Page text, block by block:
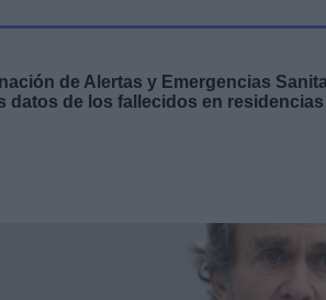
de Alertas y Emergencias
datos de los fallecidos en